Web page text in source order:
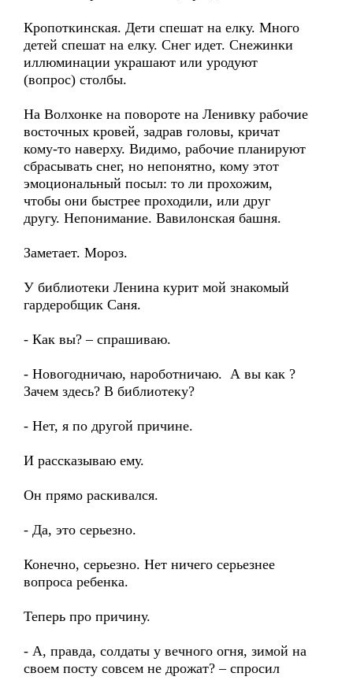
Кропоткинская. Дети спешат на елку. Много
детей спешат на елку. Снег идет. Снежинки
иллюминации украшают или уродуют
(вопрос) столбы.
На Волхонке на повороте на Ленивку рабочие
восточных кровей, задрав головы, кричат
кому-то наверху. Видимо, рабочие планируют
сбрасывать снег, но непонятно, кому этот
эмоциональный посыл: то ли прохожим,
чтобы они быстрее проходили, или друг
другу. Непонимание. Вавилонская башня.
Заметает. Мороз.
У библиотеки Ленина курит мой знакомый
гардеробщик Саня.
- Как вы? – спрашиваю.
- Новогодничаю, нароботничаю. А вы как ?
Зачем здесь? В библиотеку?
- Нет, я по другой причине.
И рассказываю ему.
Он прямо раскивался.
- Да, это серьезно.
Конечно, серьезно. Нет ничего серьезнее
вопроса ребенка.
Теперь про причину.
- А, правда, солдаты у вечного огня, зимой на
своем посту совсем не дрожат? – спросил